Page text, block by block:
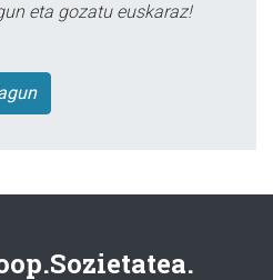
eta gozatu euskaraz!